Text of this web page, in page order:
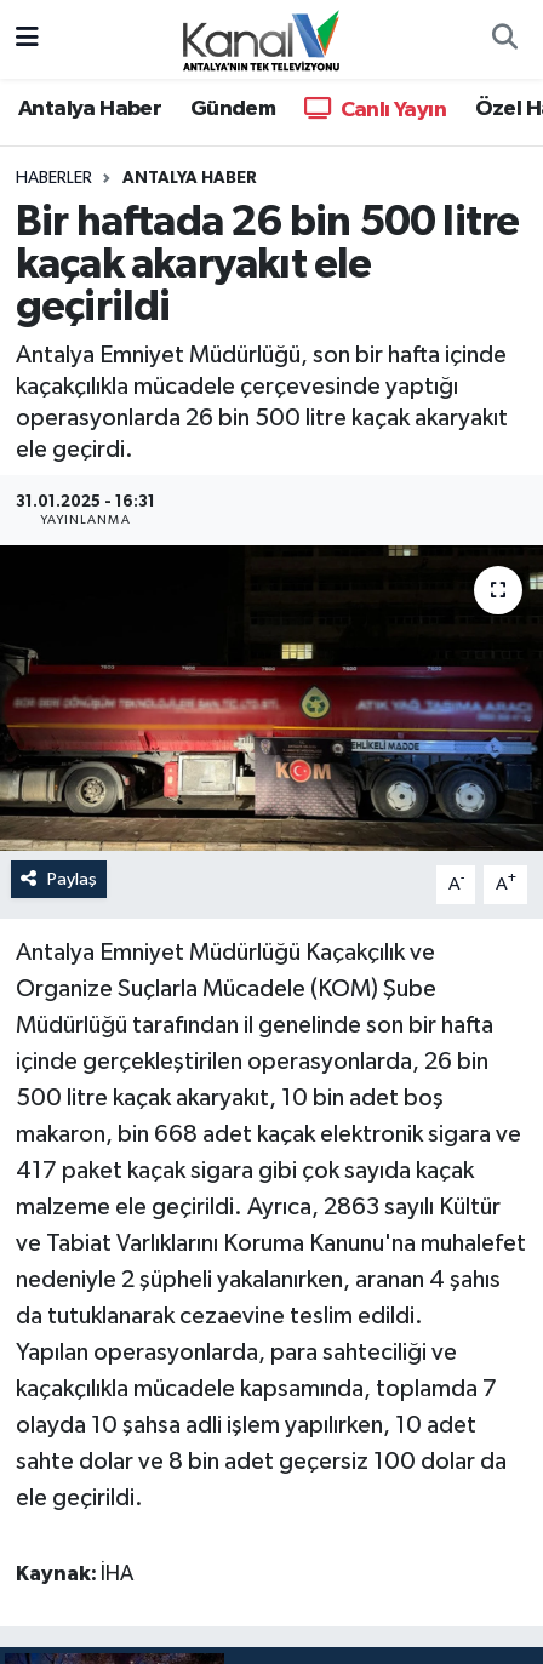
Antalya Haber Gündem Canlı Yayın Özel
HABERLER ANTALYA HABER
Bir haftada 26 bin 500 litre
kaçak akaryakıt ele
geçirildi
Antalya Emniyet Müdürlüğü, son bir hafta içinde
kaçakçılıkla mücadele çerçevesinde yaptığı
operasyonlarda 26 bin 500 litre kaçak akaryakıt
ele geçirdi.
31.01.2025 - 16:31
YAYINLANMA
Paylaş A- A+
Antalya Emniyet Müdürlüğü Kaçakçılık ve
Organize Suçlarla Mücadele (KOM) Şube
Müdürlüğü tarafından il genelinde son bir hafta
içinde gerçekleştirilen operasyonlarda, 26 bin
500 litre kaçak akaryakıt, 10 bin adet boş
makaron, bin 668 adet kaçak elektronik sigara ve
417 paket kaçak sigara gibi çok sayıda kaçak
malzeme ele geçirildi. Ayrıca, 2863 sayılı Kültür
ve Tabiat Varlıklarını Koruma Kanunu'na muhalefet
nedeniyle 2 şüpheli yakalanırken, aranan 4 şahıs
da tutuklanarak cezaevine teslim edildi.
Yapılan operasyonlarda, para sahteciliği ve
kaçakçılıkla mücadele kapsamında, toplamda 7
olayda 10 şahsa adli işlem yapılırken, 10 adet
sahte dolar ve 8 bin adet geçersiz 100 dolar da
ele geçirildi.
Kaynak: İHA
Antalya Haber
Dünya
Eğitim
Gündem
Günün Manşetleri
Haber Kuşakları
Kültür Sanat
Magazin
Öğle Bülteni
Sağlık
Siyaset
Sosyal medya
Spor
Teknoloji
Televizyon
Turizm
Yaşam
Hava Durumu
Trafik Durumu
Süper Lig Puan Durumu ve Fikstür
Son Dakika Haberleri
Haber Arşivi